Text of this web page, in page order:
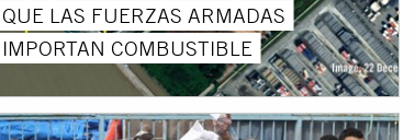
QUE LAS FUERZAS ARMADAS
IMPORTAN COMBUSTIBLE